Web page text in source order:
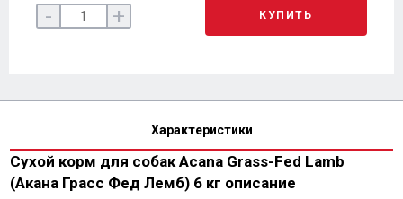
- + КУПИТЬ
Характеристики
Сухой корм для собак Acana Grass-Fed Lamb
(Акана Грасс Фед Лемб) 6 кг описание